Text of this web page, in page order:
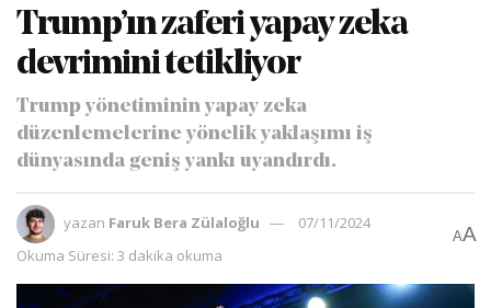
Trump’ın zaferi yapay zeka
devrimini tetikliyor
Trump yönetiminin yapay zeka
düzenlemelerine yönelik yaklaşımı iş
dünyasında geniş yankı uyandırdı.
yazan Faruk Bera Zülaloğlu
07/11/2024
Okuma Süresi: 3 dakika okuma
AA